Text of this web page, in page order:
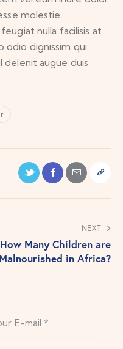
molestie
nulla facilisis at
odio dignissim qui
augue duis
NEXT
How Many Children are
Malnourished in Africa?